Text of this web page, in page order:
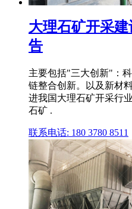
大理石矿开采
告
主要包括"三大创新"：
链整合创新。以及新材
进我国大理石矿开采行
石矿 .
联系电话: 180 3780 8511